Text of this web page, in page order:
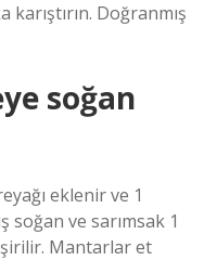
Doğranmış
soğan
eklenir ve 1
soğan ve sarımsak 1
Mantarlar et